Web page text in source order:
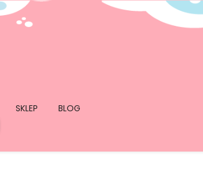
SKLEP BLOG